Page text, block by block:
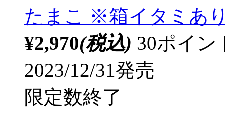
たまこ ※箱イタミあ
¥2,970(税込) 30ポイ
2023/12/31発売
限定数終了